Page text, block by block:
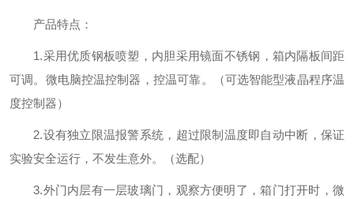
产品特点：
1.采用优质钢板喷塑，内胆采用镜面不锈钢，箱内隔板间距
可调。微电脑控温控制器，控温可靠。（可选智能型液晶程序温
度控制器）
2.设有独立限温报警系统，超过限制温度即自动中断，保证
实验安全运行，不发生意外。（选配）
3.外门内层有一层玻璃门，观察方便明了，箱门打开时，微